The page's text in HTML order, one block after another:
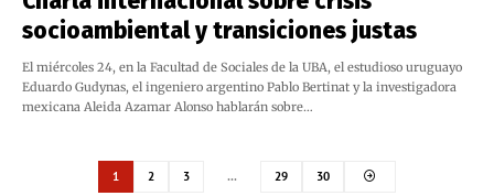
socioambiental y transiciones justas
El miércoles 24, en la Facultad de Sociales de la UBA, el estudioso uruguayo
Eduardo Gudynas, el ingeniero argentino Pablo Bertinat y la investigadora
mexicana Aleida Azamar Alonso hablarán sobre…
1 2 3 … 29 30